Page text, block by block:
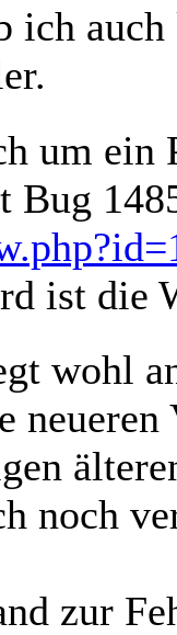
ich
um
Bug
ist die
wohl
noch
zur